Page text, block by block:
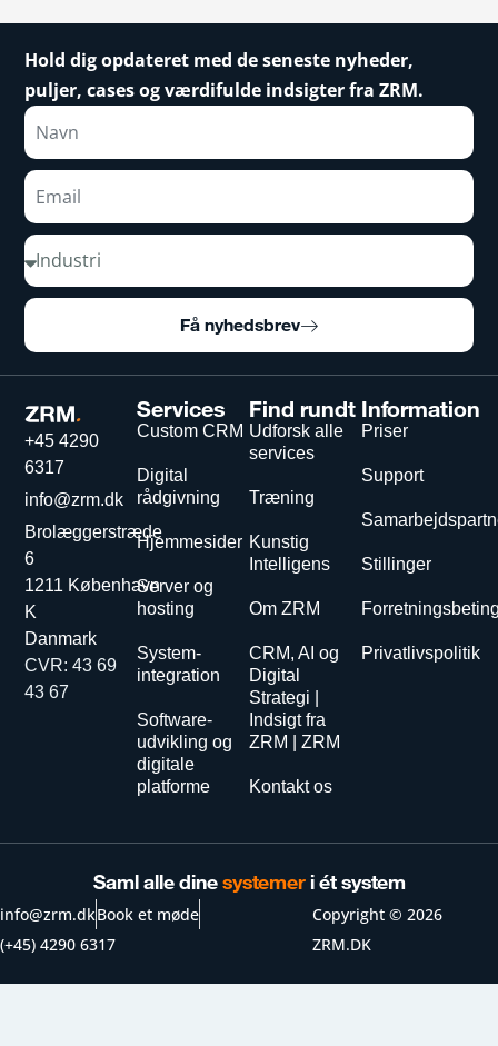
Hold dig opdateret med de seneste nyheder,
puljer, cases og værdifulde indsigter fra ZRM.
Få nyhedsbrev
+45 4290
6317
info@zrm.dk
Brolæggerstræde
6
1211 København
K
Danmark
CVR: 43 69
43 67
Services
Custom CRM
Digital
rådgivning
Hjemmesider
Server og
hosting
System-
integration
Software-
udvikling og
digitale
platforme
Find rundt
Udforsk alle
services
Træning
Kunstig
Intelligens
Om ZRM
CRM, AI og
Digital
Strategi |
Indsigt fra
ZRM | ZRM
Kontakt os
Information
Priser
Support
Stillinger
Privatlivspolitik
Saml alle dinesystemeri ét system
info@zrm.dkBook et møde
(+45) 4290 6317
Copyright © 2026
ZRM.DK